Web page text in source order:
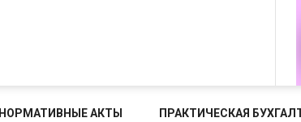
НОРМАТИВНЫЕ АКТЫ ПРАКТИЧЕСКАЯ